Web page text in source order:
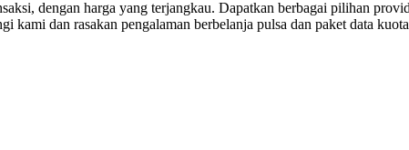
dengan harga yang terjangkau. Dapatkan berbagai pilihan
dan rasakan pengalaman berbelanja pulsa dan paket data